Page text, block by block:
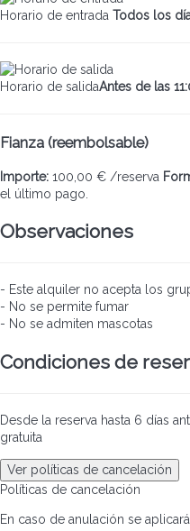
Horario de entrada Todos los
Horario de salidaAntes de las
Fianza (reembolsable)
Importe: 100,00 € /reserva
el último pago.
Observaciones
- Este alquiler no acepta los
- No se permite fumar
- No se admiten mascotas
Condiciones de
Desde la reserva hasta 6 días
gratuita
Ver políticas de cancelación
Políticas de cancelación
En caso de anulación se